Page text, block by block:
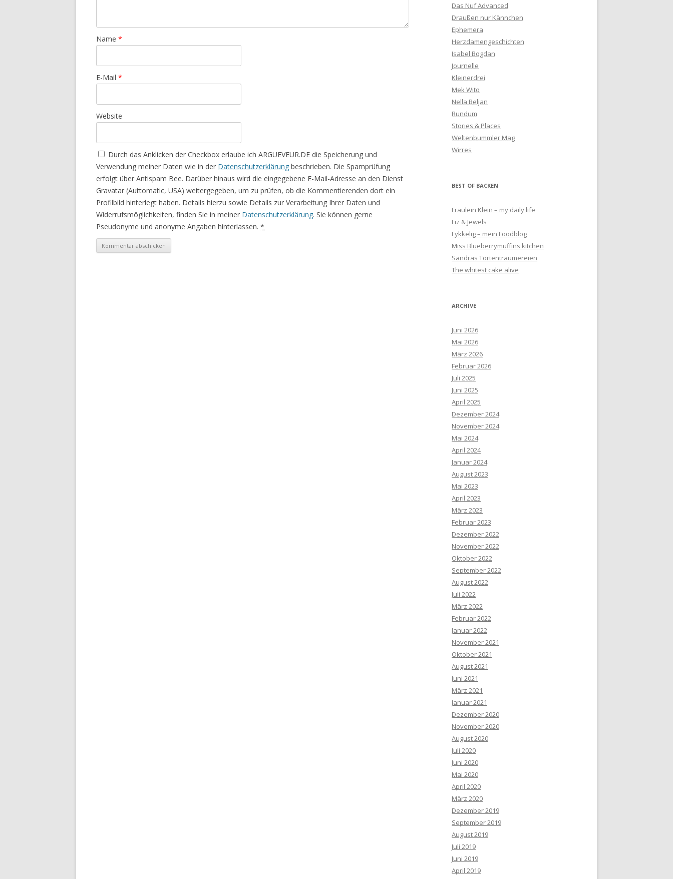
Name *
E-Mail *
Website
Durch das Anklicken der Checkbox erlaube ich ARGUEVEUR.DE die Speicherung und
Verwendung meiner Daten wie in der Datenschutzerklärung beschrieben. Die Spamprüfung
erfolgt über Antispam Bee. Darüber hinaus wird die eingegebene E-Mail-Adresse an den Dienst
Gravatar (Auttomatic, USA) weitergegeben, um zu prüfen, ob die Kommentierenden dort ein
Profilbild hinterlegt haben. Details hierzu sowie Details zur Verarbeitung Ihrer Daten und
Widerrufsmöglichkeiten, finden Sie in meiner Datenschutzerklärung. Sie können gerne
Pseudonyme und anonyme Angaben hinterlassen. *
Das Nuf Advanced
Draußen nur Kännchen
Ephemera
Herzdamengeschichten
Isabel Bogdan
Journelle
Kleinerdrei
Mek Wito
Nella Beljan
Rundum
Stories & Places
Weltenbummler Mag
Wirres
BEST OF BACKEN
Fräulein Klein – my daily life
Liz & Jewels
Lykkelig – mein Foodblog
Miss Blueberrymuffins kitchen
Sandras Tortenträumereien
The whitest cake alive
ARCHIVE
Juni 2026
Mai 2026
März 2026
Februar 2026
Juli 2025
Juni 2025
April 2025
Dezember 2024
November 2024
Mai 2024
April 2024
Januar 2024
August 2023
Mai 2023
April 2023
März 2023
Februar 2023
Dezember 2022
November 2022
Oktober 2022
September 2022
August 2022
Juli 2022
März 2022
Februar 2022
Januar 2022
November 2021
Oktober 2021
August 2021
Juni 2021
März 2021
Januar 2021
Dezember 2020
November 2020
August 2020
Juli 2020
Juni 2020
Mai 2020
April 2020
März 2020
Dezember 2019
September 2019
August 2019
Juli 2019
Juni 2019
April 2019